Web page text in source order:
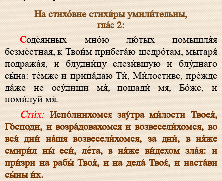
На стихо́вне стихи́ры умили́тельны,
гла́с 2:
Соде́янных мно́ю лю́тых помышля́я
безме́стная, к Твои́м прибега́ю щедро́там, мытаря́
подража́я, и блудни́цу слези́вшую и блу́днаго
сы́на: те́мже и припа́даю Ти́, Ми́лостиве, пре́жде
да́же не осу́диши мя́, пощади́ мя, Бо́же, и
поми́луй мя́.
Сти́х: Испо́лнихомся зау́тра ми́лости Твоея́,
Го́споди, и возра́довахомся и возвесели́хомся, во
вся́ дни́ на́шя возвесели́хомся, за дни́, в ня́же
смири́л ны́ еси́, ле́та, в ня́же ви́дехом зла́я: и
при́зри на рабы́ Твоя́, и на дела́ Твоя́, и наста́ви
сы́ны и́х.